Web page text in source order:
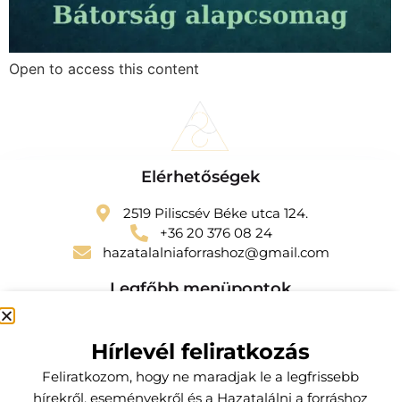
Open to access this content
Elérhetőségek
2519 Piliscsév Béke utca 124.
+36 20 376 08 24
hazatalalniaforrashoz@gmail.com
Legfőbb menüpontok
Kapcsolat
Előfizetői csomagok
Hírlevél feliratkozás
Feliratkozom, hogy ne maradjak le a legfrissebb
hírekről, eseményekről és a Hazatalálni a forráshoz